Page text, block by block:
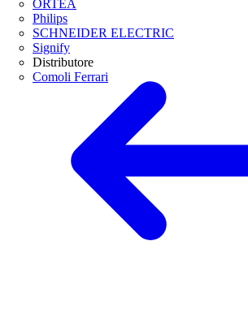
ORTEA
Philips
SCHNEIDER ELECTRIC
Signify
Distributore
Comoli Ferrari